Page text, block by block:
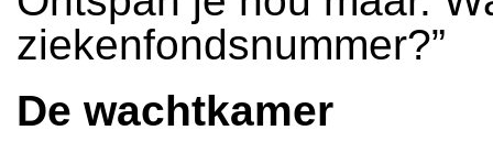
ziekenfondsnummer?”
De wachtkamer